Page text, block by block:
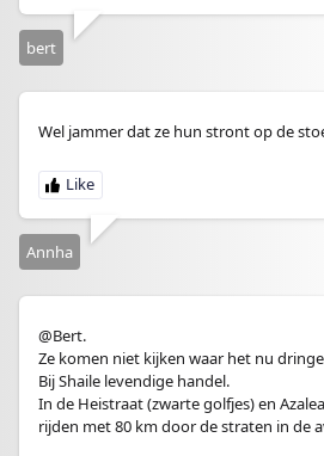
bert
Wel jammer dat ze hun stront op de
Annha
@Bert.
Ze komen niet kijken waar het nu
Bij Shaile levendige handel.
In de Heistraat (zwarte golfjes) en
rijden met 80 km door de straten in de